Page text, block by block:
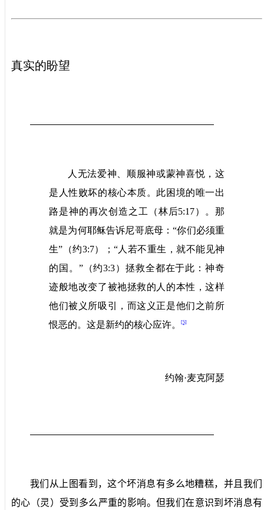
真实的盼望
人无法爱神、顺服神或蒙神喜悦，这
是人性败坏的核心本质。此困境的唯一出
路是神的再次创造之工（林后5:17）。那
就是为何耶稣告诉尼哥底母：“你们必须重
生”（约3:7）；“人若不重生，就不能见神
的国。”（约3:3）拯救全都在于此：神奇
迹般地改变了被祂拯救的人的本性，这样
他们被义所吸引，而这义正是他们之前所
恨恶的。这是新约的核心应许。
[5]
约翰·麦克阿瑟
我们从上图看到，这个坏消息有多么地糟糕，并且我们
的心（灵）受到多么严重的影响。但我们在意识到坏消息有